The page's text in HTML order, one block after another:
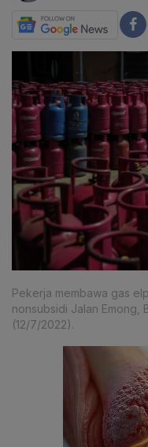
Pekerja membawa gas
nonsubsidi Jalan Emong,
(12/7/2022).